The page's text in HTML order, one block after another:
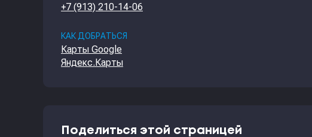
+7 (913) 210-14-06
КАК ДОБРАТЬСЯ
Карты Google
Яндекс.Карты
Поделиться этой страницей